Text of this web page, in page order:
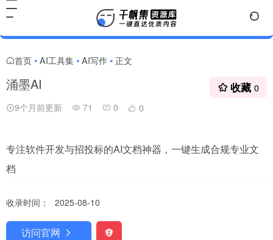
首页 • AI工具集 • AI写作 • 正文
涌墨AI
9个月前更新 71 0 0
收藏 0
专注软件开发与招投标的AI文档神器，一键生成合规专业文
档
收录时间： 2025-08-10
访问官网